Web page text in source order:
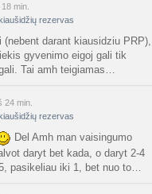
berniukų vardai :)
d.
naudojimas
„Mantvis“
d.
min.
rezervas
(nebent darant kiausidziu PRP),
gyvenimo eigoj gali tik
Tai amh teigiamas…
24 min.
rezervas
Del Amh man vaisingumo
daryt bet kada, o daryt 2-4
pasikeliau iki 1, bet nuo to…